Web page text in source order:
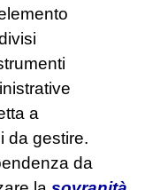
a
da gestire.
da